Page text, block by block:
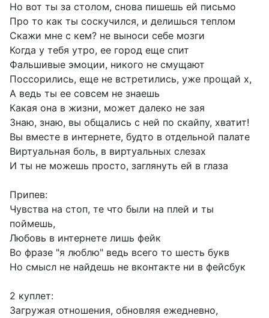
Но вот ты за столом, снова пишешь ей письмо
Про то как ты соскучился, и делишься теплом
Скажи мне с кем? не выноси себе мозги
Когда у тебя утро, ее город еще спит
Фальшивые эмоции, никого не смущают
Поссорились, еще не встретились, уже прощай х,
А ведь ты ее совсем не знаешь
Какая она в жизни, может далеко не зая
Знаю, знаю, вы общались с ней по скайпу, хватит!
Вы вместе в интернете, будто в отдельной палате
Виртуальная боль, в виртуальных слезах
И ты не можешь просто, заглянуть ей в глаза
Припев:
Чувства на стоп, те что были на плей и ты
поймешь,
Любовь в интернете лишь фейк
Во фразе "я люблю" ведь всего то шесть букв
Но смысл не найдешь не вконтакте ни в фейсбук
2 куплет:
Загружая отношения, обновляя ежедневно,